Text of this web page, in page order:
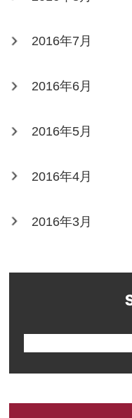
2016年7月
2016年6月
2016年5月
2016年4月
2016年3月